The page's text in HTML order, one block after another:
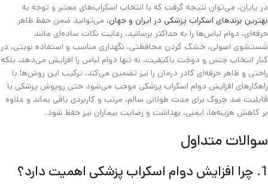
در پایان، می‌توان نتیجه گرفت که با انتخاب اسکراب‌های معتبر و توجه به
بهترین برندهای اسکراب پزشکی در ایران و جهان، می‌توانید ضمن حفظ ظاهر
حرفه‌ای، دوام لباس‌ها را به حداکثر برسانید. رعایت نکات ساده‌ای مانند
شستشوی اصولی، خشک‌ کردن محافظتی، نگهداری مناسب و استفاده نوبتی، در
کنار انتخاب جنس و دوخت باکیفیت، نه تنها دوام لباس را افزایش می‌دهد، بلکه
راحتی و ظاهر حرفه‌ای کادر درمان را نیز تضمین می‌کند. ترکیب این روش‌ها با
راهکارهای افزایش دوام اسکراب پزشکی موجب می‌شود حتی روپوش پزشکی با
قابلیت ضد چروک برای مدت طولانی سالم، مرتب و کاربردی باقی بماند و علاوه
بر کاهش هزینه‌ها، ایمنی، بهداشت و رضایت بیماران نیز حفظ شود.
سوالات متداول
1. چرا افزایش دوام اسکراب پزشکی اهمیت دارد؟